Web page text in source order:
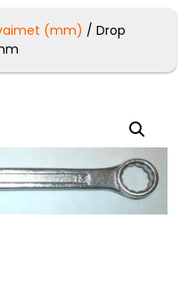
(mm) / Drop